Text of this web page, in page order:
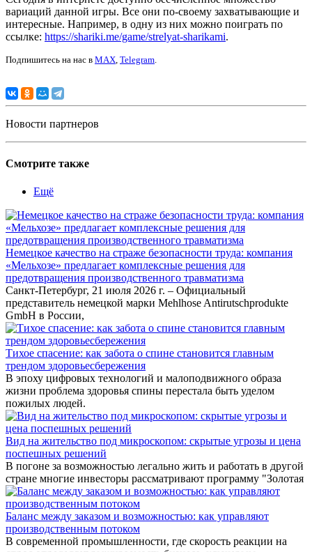
вариаций данной игры. Все они по-своему захватывающие и
интересные. Например, в одну из них можно поиграть по
ссылке: https://shariki.me/game/strelyat-sharikami.
Подпишитесь на нас в MAX, Telegram.
Новости партнеров
Смотрите также
Ещё
Немецкое качество на страже безопасности труда: компания
«Мельхозе» предлагает комплексные решения для
предотвращения производственного травматизма
Санкт-Петербург, 21 июля 2026 г. – Официальный
представитель немецкой марки Mehlhose Antirutschprodukte
GmbH в России,
Тихое спасение: как забота о спине становится главным
трендом здоровьесбережения
В эпоху цифровых технологий и малоподвижного образа
жизни проблема здоровья спины перестала быть уделом
пожилых людей.
Вид на жительство под микроскопом: скрытые угрозы и цена
поспешных решений
В погоне за возможностью легально жить и работать в другой
стране многие инвесторы рассматривают программу "Золотая
Баланс между заказом и возможностью: как управляют
производственным потоком
В современной промышленности, где скорость реакции на